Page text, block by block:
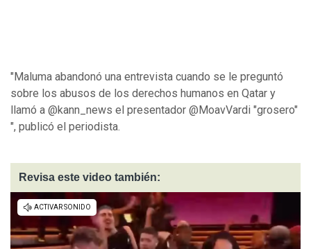
"Maluma abandonó una entrevista cuando se le preguntó
sobre los abusos de los derechos humanos en Qatar y
llamó a @kann_news el presentador @MoavVardi "grosero"
", publicó el periodista.
Revisa este video también: